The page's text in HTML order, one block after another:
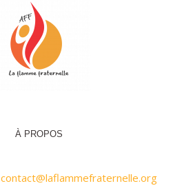
À PROPOS
contact@laflammefraternelle.org